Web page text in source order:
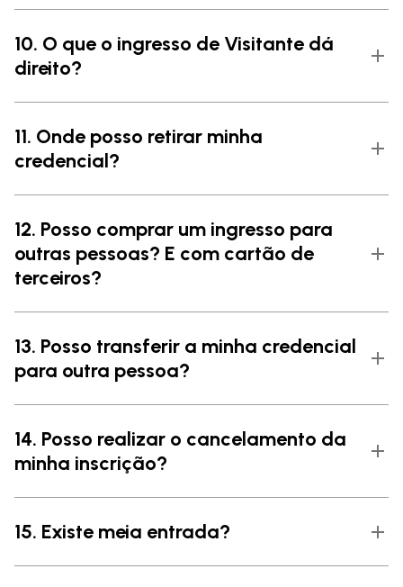
10. O que o ingresso de Visitante dá
direito?
11. Onde posso retirar minha
credencial?
12. Posso comprar um ingresso para
outras pessoas? E com cartão de
terceiros?
13. Posso transferir a minha credencial
para outra pessoa?
14. Posso realizar o cancelamento da
minha inscrição?
15. Existe meia entrada?